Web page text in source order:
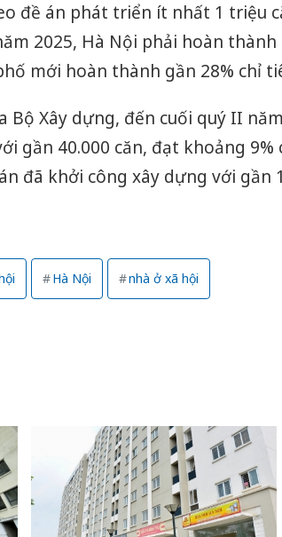
đề án phát triển ít nhất 1 triệu
2025, Hà Nội phải hoàn thành
mới hoàn thành gần 28% chỉ
Bộ Xây dựng, đến cuối quý II
gần 40.000 căn, đạt khoảng
đã khởi công xây dựng với gần
Hà Nội nhà ở xã hội